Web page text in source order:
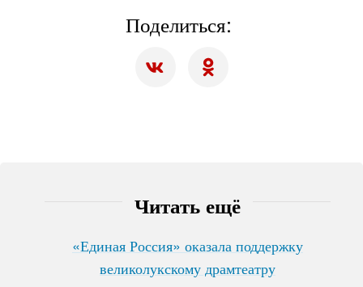
Поделиться:
Читать ещё
«Единая Россия» оказала поддержку
великолукскому драмтеатру